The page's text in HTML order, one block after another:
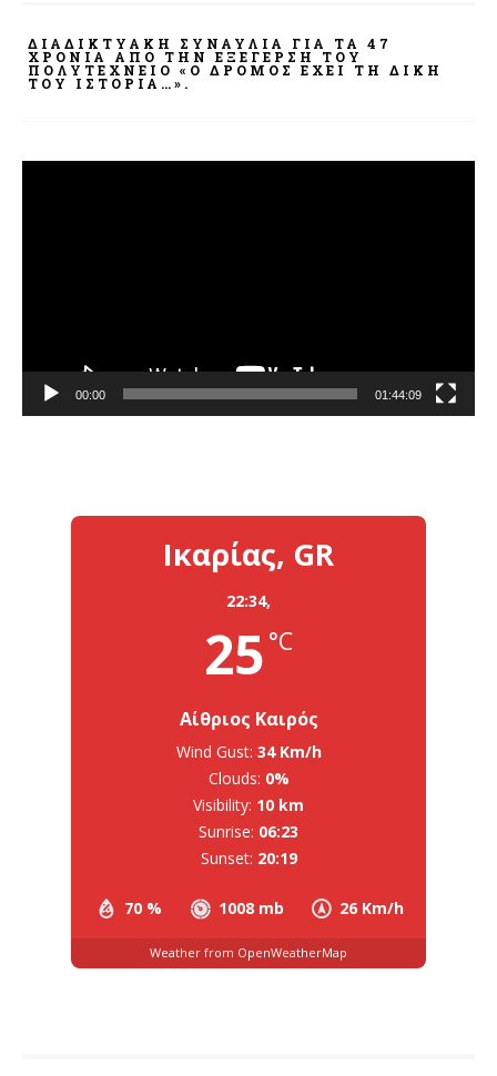
ΔΙΑΔΙΚΤΥΑΚΉ ΣΥΝΑΥΛΊΑ ΓΙΑ ΤΑ 47
ΧΡΌΝΙΑ ΑΠΌ ΤΗΝ ΕΞΈΓΕΡΣΗ ΤΟΥ
ΠΟΛΥΤΕΧΝΕΊΟ «Ο ΔΡΌΜΟΣ ΈΧΕΙ ΤΗ ΔΙΚΉ
ΤΟΥ ΙΣΤΟΡΊΑ…».
00:00 01:44:09
Ικαρίας, GR
22:34,
25 °C
Αίθριος Καιρός
70 % 1008 mb 26 Km/h
Wind Gust: 34 Km/h
Clouds: 0%
Visibility: 10 km
Sunrise: 06:23
Sunset: 20:19
Weather from OpenWeatherMap